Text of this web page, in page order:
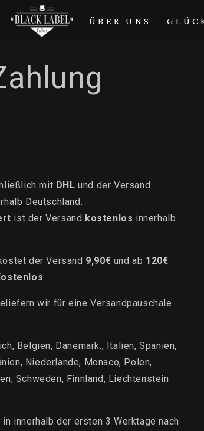
ÜBER UNS
mit DHL und der Versand
Deutschland.
ist der Versand kostenlos innerhalb
der Versand 9,90€ und ab 120€
.
wir für eine Versandpauschale
Belgien, Dänemark., Italien, Spanien,
Niederlande, Monaco, Polen,
Schweden, Finnland, Liechtenstein
innerhalb der ersten 3 Werktage nach